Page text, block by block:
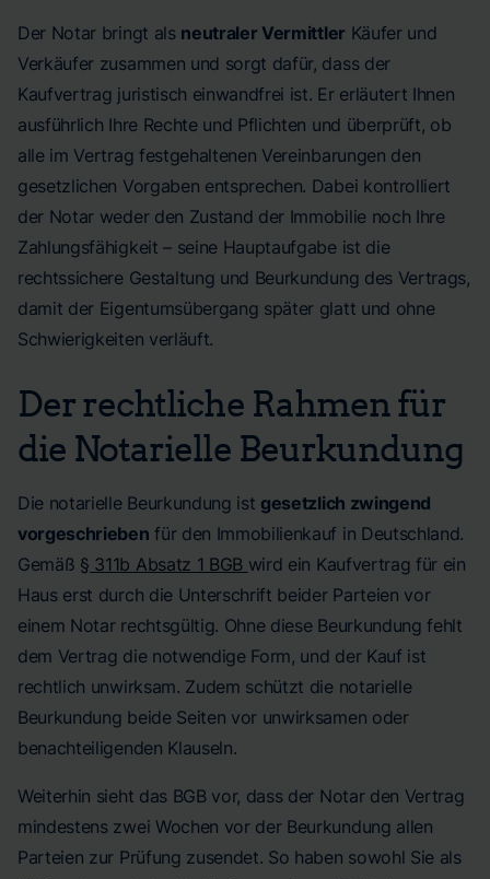
Der Notar bringt als neutraler Vermittler Käufer und
Verkäufer zusammen und sorgt dafür, dass der
Kaufvertrag juristisch einwandfrei ist. Er erläutert Ihnen
ausführlich Ihre Rechte und Pflichten und überprüft, ob
alle im Vertrag festgehaltenen Vereinbarungen den
gesetzlichen Vorgaben entsprechen. Dabei kontrolliert
der Notar weder den Zustand der Immobilie noch Ihre
Zahlungsfähigkeit – seine Hauptaufgabe ist die
rechtssichere Gestaltung und Beurkundung des Vertrags,
damit der Eigentumsübergang später glatt und ohne
Schwierigkeiten verläuft.
Der rechtliche Rahmen für
die Notarielle Beurkundung
Die notarielle Beurkundung ist gesetzlich zwingend
vorgeschrieben für den Immobilienkauf in Deutschland.
Gemäß § 311b Absatz 1 BGB wird ein Kaufvertrag für ein
Haus erst durch die Unterschrift beider Parteien vor
einem Notar rechtsgültig. Ohne diese Beurkundung fehlt
dem Vertrag die notwendige Form, und der Kauf ist
rechtlich unwirksam. Zudem schützt die notarielle
Beurkundung beide Seiten vor unwirksamen oder
benachteiligenden Klauseln.
Weiterhin sieht das BGB vor, dass der Notar den Vertrag
mindestens zwei Wochen vor der Beurkundung allen
Parteien zur Prüfung zusendet. So haben sowohl Sie als